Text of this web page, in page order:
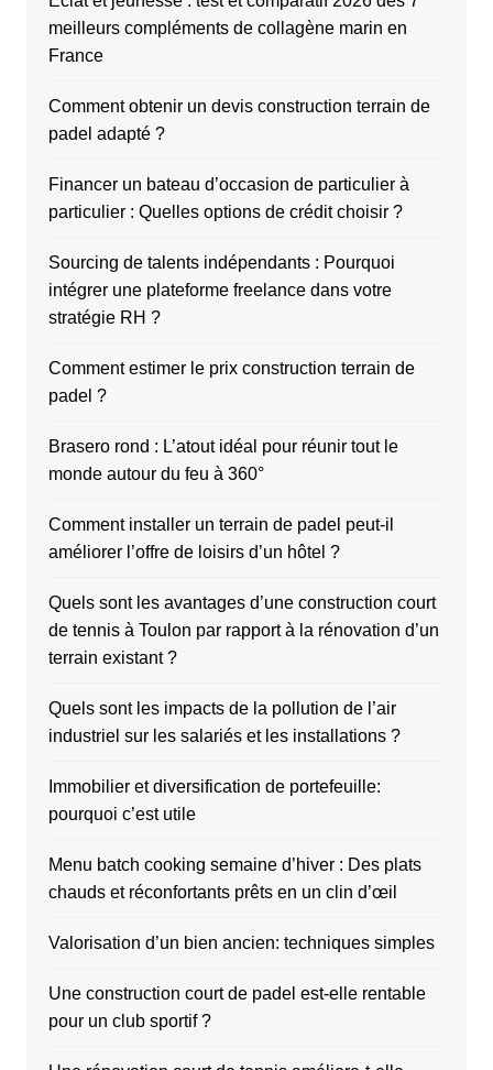
meilleurs compléments de collagène marin en
France
Comment obtenir un devis construction terrain de
padel adapté ?
Financer un bateau d’occasion de particulier à
particulier : Quelles options de crédit choisir ?
Sourcing de talents indépendants : Pourquoi
intégrer une plateforme freelance dans votre
stratégie RH ?
Comment estimer le prix construction terrain de
padel ?
Brasero rond : L’atout idéal pour réunir tout le
monde autour du feu à 360°
Comment installer un terrain de padel peut-il
améliorer l’offre de loisirs d’un hôtel ?
Quels sont les avantages d’une construction court
de tennis à Toulon par rapport à la rénovation d’un
terrain existant ?
Quels sont les impacts de la pollution de l’air
industriel sur les salariés et les installations ?
Immobilier et diversification de portefeuille:
pourquoi c’est utile
Menu batch cooking semaine d’hiver : Des plats
chauds et réconfortants prêts en un clin d’œil
Valorisation d’un bien ancien: techniques simples
Une construction court de padel est-elle rentable
pour un club sportif ?